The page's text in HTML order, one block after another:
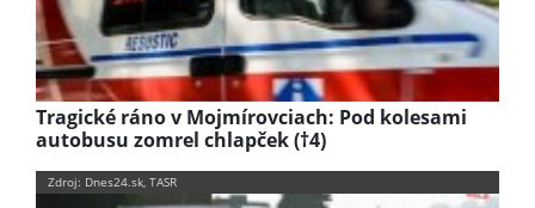
Tragické ráno v Mojmírovciach: Pod kolesami
autobusu zomrel chlapček (†4)
Zdroj: Dnes24.sk, TASR